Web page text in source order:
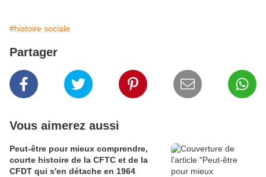
#histoire sociale
Partager
Vous aimerez aussi
Peut-être pour mieux comprendre,
courte histoire de la CFTC et de la
CFDT qui s'en détache en 1964